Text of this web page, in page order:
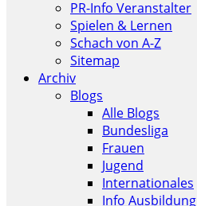
PR-Info Veranstalter
Spielen & Lernen
Schach von A-Z
Sitemap
Archiv
Blogs
Alle Blogs
Bundesliga
Frauen
Jugend
Internationales
Info Ausbildung